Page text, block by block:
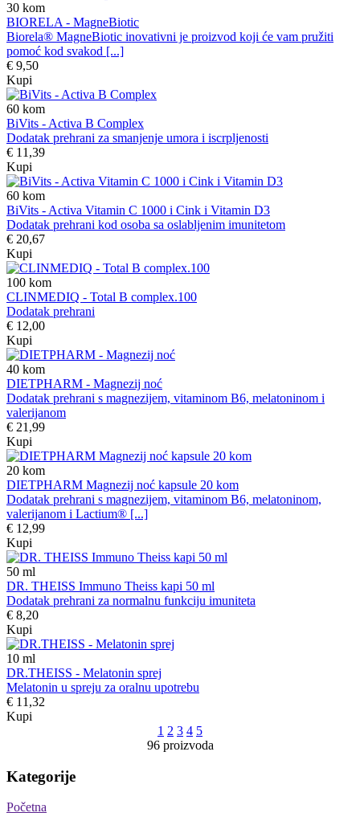
30 kom
BIORELA - MagneBiotic
Biorela® MagneBiotic inovativni je proizvod koji će vam pružiti
pomoć kod svakod [...]
€ 9,50
Kupi
60 kom
BiVits - Activa B Complex
Dodatak prehrani za smanjenje umora i iscrpljenosti
€ 11,39
Kupi
60 kom
BiVits - Activa Vitamin C 1000 i Cink i Vitamin D3
Dodatak prehrani kod osoba sa oslabljenim imunitetom
€ 20,67
Kupi
100 kom
CLINMEDIQ - Total B complex.100
Dodatak prehrani
€ 12,00
Kupi
40 kom
DIETPHARM - Magnezij noć
Dodatak prehrani s magnezijem, vitaminom B6, melatoninom i
valerijanom
€ 21,99
Kupi
20 kom
DIETPHARM Magnezij noć kapsule 20 kom
Dodatak prehrani s magnezijem, vitaminom B6, melatoninom,
valerijanom i Lactium® [...]
€ 12,99
Kupi
50 ml
DR. THEISS Immuno Theiss kapi 50 ml
Dodatak prehrani za normalnu funkciju imuniteta
€ 8,20
Kupi
10 ml
DR.THEISS - Melatonin sprej
Melatonin u spreju za oralnu upotrebu
€ 11,32
Kupi
1 2 3 4 5
96 proizvoda
Kategorije
Početna